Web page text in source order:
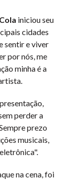
iniciou seu
cidades
sentir e viver
por nós, me
minha é a
perder a
prezo
musicais,
na cena, foi